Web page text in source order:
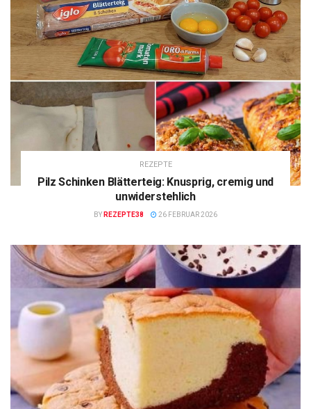
REZEPTE
Pilz Schinken Blätterteig: Knusprig, cremig und
unwiderstehlich
BY REZEPTE38 26 FEBRUAR 2026